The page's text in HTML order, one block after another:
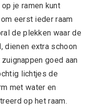
je ramen kunt
eerst ieder raam
de plekken waar de
dienen extra schoon
goed aan
lichtjes de
met water en
op het raam.